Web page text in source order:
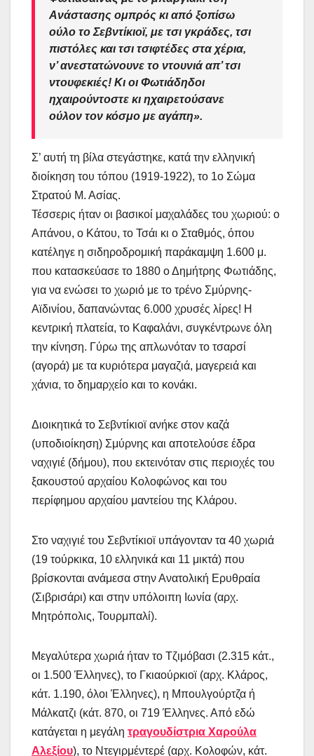
Ανάστασης ομπρός κι από ξοπίσω
ούλο το Σεβντίκιοϊ, με τσι γκράδες, τσι
πιστόλες και τσι τσιφτέδες στα χέρια,
ν’ ανεστατώνουνε το ντουνιά απ’ τσι
ντουφεκιές! Κι οι Φωτιάδηδοι
ηχαιρούντοστε κι ηχαιρετούσανε
ούλον τον κόσμο με αγάπη».
Σ’ αυτή τη βίλα στεγάστηκε, κατά την ελληνική
διοίκηση του τόπου (1919-1922), το 1ο Σώμα
Στρατού Μ. Ασίας.
Τέσσερις ήταν οι βασικοί μαχαλάδες του χωριού: ο
Απάνου, ο Κάτου, το Τσάι κι ο Σταθμός, όπου
κατέληγε η σιδηροδρομική παράκαμψη 1.600 μ.
που κατασκεύασε το 1880 ο Δημήτρης Φωτιάδης,
για να ενώσει το χωριό με το τρένο Σμύρνης-
Αϊδινίου, δαπανώντας 6.000 χρυσές λίρες! Η
κεντρική πλατεία, το Καφαλάνι, συγκέντρωνε όλη
την κίνηση. Γύρω της απλωνόταν το τσαρσί
(αγορά) με τα κυριότερα μαγαζιά, μαγερειά και
χάνια, το δημαρχείο και το κονάκι.
Διοικητικά το Σεβντίκιοϊ ανήκε στον καζά
(υποδιοίκηση) Σμύρνης και αποτελούσε έδρα
ναχιγιέ (δήμου), που εκτεινόταν στις περιοχές του
ξακουστού αρχαίου Κολοφώνος και του
περίφημου αρχαίου μαντείου της Κλάρου.
Στο ναχιγιέ του Σεβντίκιοϊ υπάγονταν τα 40 χωριά
(19 τούρκικα, 10 ελληνικά και 11 μικτά) που
βρίσκονται ανάμεσα στην Ανατολική Ερυθραία
(Σιβρισάρι) και στην υπόλοιπη Ιωνία (αρχ.
Μητρόπολις, Τουρμπαλί).
Μεγαλύτερα χωριά ήταν το Τζιμόβασι (2.315 κάτ.,
οι 1.500 Έλληνες), το Γκιαούρκιοϊ (αρχ. Κλάρος,
κάτ. 1.190, όλοι Έλληνες), η Μπουλγούρτζα ή
Μάλκατζι (κάτ. 870, οι 719 Έλληνες. Από εδώ
κατάγεται η μεγάλη τραγουδίστρια Χαρούλα
Αλεξίου), το Ντεγιρμέντερέ (αρχ. Κολοφών, κάτ.